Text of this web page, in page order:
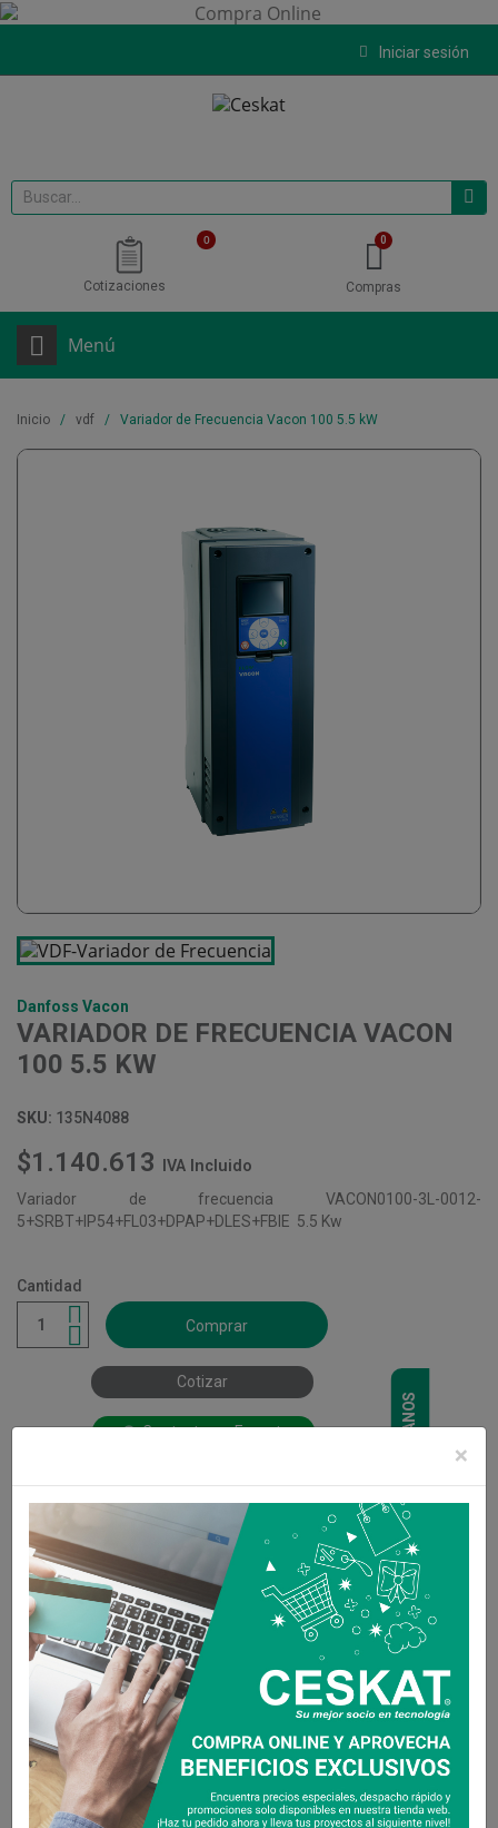
Iniciar sesión
0
Cotizaciones Compras
Menú
Inicio vdf Variador de Frecuencia Vacon 100 5.5 kW
Danfoss Vacon
VARIADOR DE FRECUENCIA VACON
100 5.5 KW
SKU: 135N4088
$1.140.613 IVA Incluido
Variador de frecuencia VACON0100-3L-0012-
5+SRBT+IP54+FL03+DPAP+DLES+FBIE 5.5 Kw
Cantidad
Comprar
Cotizar

Contacta un Experto
Compartir
Descripción
Detalles del producto
CONTÁCTANOS ×